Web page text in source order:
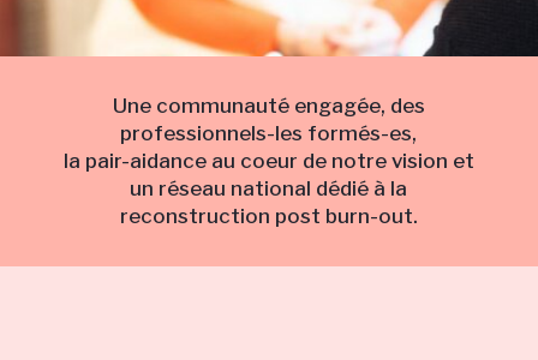
Une communauté engagée, des
professionnels-les formés-es,
la pair-aidance au coeur de notre vision et
un réseau national dédié à la
reconstruction post burn-out.